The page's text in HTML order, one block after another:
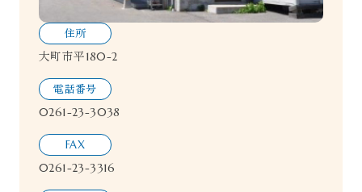
住所
大町市平180-2
電話番号
0261-23-3038
FAX
0261-23-3316